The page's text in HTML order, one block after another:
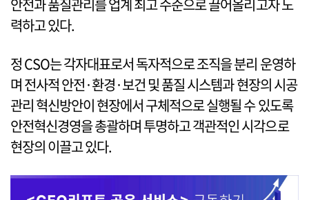
안전과 품질관리를 업계 최고 수준으로 끌어올리고자 노
력하고 있다.
정 CSO는 각자대표로서 독자적으로 조직을 분리 운영하
며 전사적 안전·환경·보건 및 품질 시스템과 현장의 시공
관리 혁신방안이 현장에서 구체적으로 실행될 수 있도록
안전혁신경영을 총괄하며 투명하고 객관적인 시각으로
현장의 이끌고 있다.